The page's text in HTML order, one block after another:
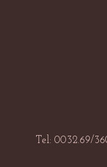
Tel: 0032.69/